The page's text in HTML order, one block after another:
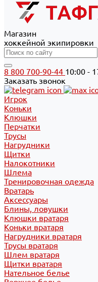
Магазин
хоккейной экипировки
8 800 700-90-44 10:00 -
Заказать звонок
Игрок
Коньки
Клюшки
Перчатки
Трусы
Нагрудники
Щитки
Налокотники
Шлема
Тренировочная одежда
Вратарь
Аксессуары
Блины, ловушки
Клюшки вратаря
Коньки вратаря
Нагрудники вратаря
Трусы вратаря
Шлем вратаря
Щитки вратаря
Нательное белье